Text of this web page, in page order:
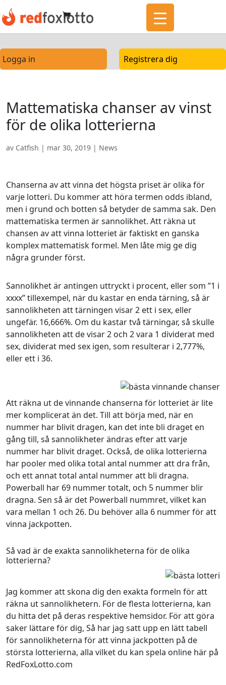
Logga in Registrera dig
Mattematiska chanser av vinst
för de olika lotterierna
av Catfish | mar 30, 2019 | News
Chanserna av att vinna det högsta priset är olika för
varje lotteri. Du kommer att höra termen odds ibland,
men i grund och botten så betyder de samma sak. Den
mattematiska termen är sannolikhet. Att räkna ut
chansen av att vinna lotteriet är faktiskt en ganska
komplex mattematisk formel. Men låte mig ge dig
några grunder först.
Sannolikhet är antingen uttryckt i procent, eller som ”1 i
xxxx” tillexempel, när du kastar en enda tärning, så är
sannolikheten att tärningen visar 2 ett i sex, eller
ungefär. 16,666%. Om du kastar två tärningar, så skulle
sannolikheten att de visar 2 och 2 vara 1 dividerat med
sex, dividerat med sex igen, som resulterar i 2,777%,
eller ett i 36.
Att räkna ut de vinnande chanserna för lotteriet är lite
mer komplicerat än det. Till att börja med, när en
nummer har blivit dragen, kan det inte bli draget en
gång till, så sannolikheter ändras efter att varje
nummer har blivit draget. Också, de olika lotterierna
har pooler med olika total antal nummer att dra från,
och ett annat total antal nummer att bli dragna.
Powerball har 69 nummer totalt, och 5 nummer blir
dragna. Sen så är det Powerball nummret, vilket kan
vara mellan 1 och 26. Du behöver alla 6 nummer för att
vinna jackpotten.
Så vad är de exakta sannolikheterna för de olika
lotterierna?
Jag kommer att skona dig den exakta formeln för att
räkna ut sannolikhetern. För de flesta lotterierna, kan
du hitta det på deras respektive hemsidor. För att göra
saker lättare för dig, Så har jag satt upp en lätt tabell
för sannolikheterna för att vinna jackpotten på de
största lotterierna, alla vilket du kan spela online här på
RedFoxLotto.com